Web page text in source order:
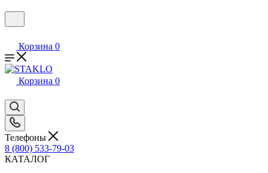
Корзина 0
Корзина 0
Телефоны
8 (800) 533-79-03
КАТАЛОГ